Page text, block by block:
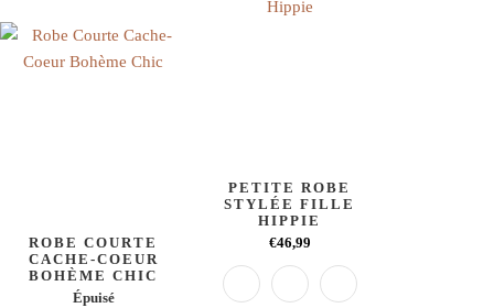
ROBE COURTE
CACHE-COEUR
BOHÈME CHIC
Épuisé
PETITE ROBE
STYLÉE FILLE
HIPPIE
€46,99